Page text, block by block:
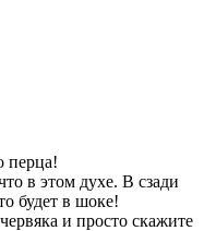
перца!
в этом духе. В сзади
будет в шоке!
и просто скажите